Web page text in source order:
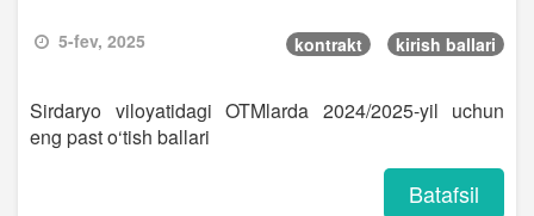
5-fev, 2025 kontrakt kirish ballari
Sirdaryo viloyatidagi OTMlarda 2024/2025-yil uchun
eng past o‘tish ballari
Batafsil